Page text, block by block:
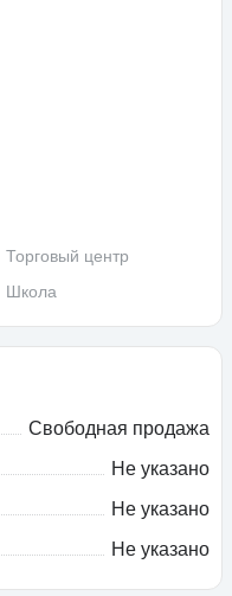
Торговый центр
Школа
Свободная продажа
Не указано
Не указано
Не указано